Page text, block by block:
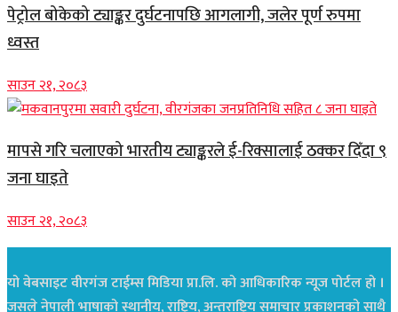
पेट्रोल बोकेको ट्याङ्कर दुर्घटनापछि आगलागी, जलेर पूर्ण रुपमा
ध्वस्त
साउन २१, २०८३
मापसे गरि चलाएको भारतीय ट्याङ्करले ई-रिक्सालाई ठक्कर दिँदा ९
जना घाइते
साउन २१, २०८३
यो वेबसाइट वीरगंज टाईम्स मिडिया प्रा.लि. को आधिकारिक न्यूज पोर्टल हो ।
जसले नेपाली भाषाको स्थानीय, राष्ट्रिय, अन्तराष्ट्रिय समाचार प्रकाशनको साथै